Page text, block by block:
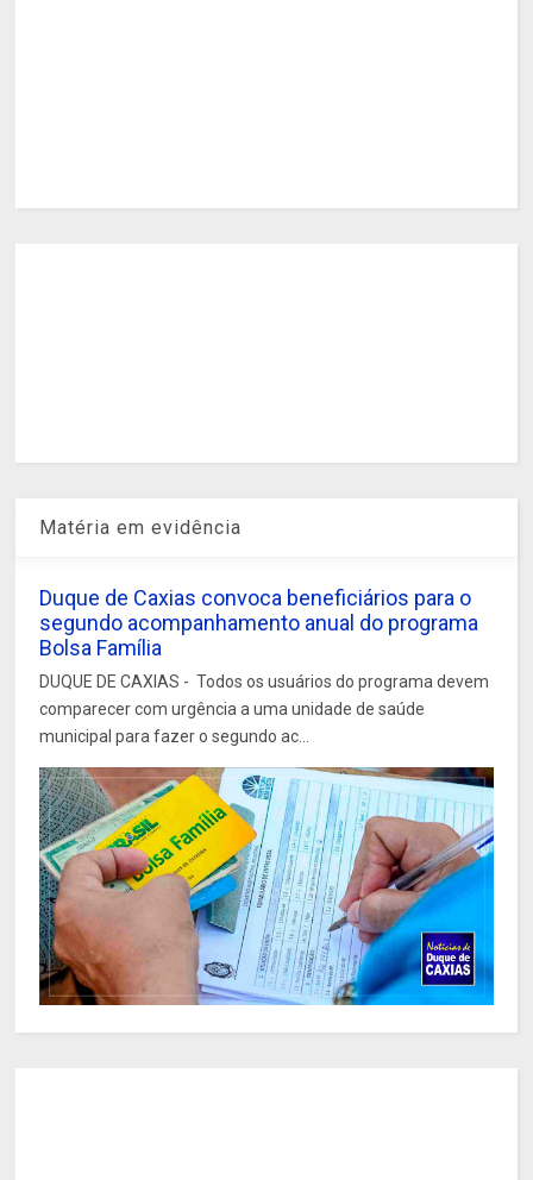
Matéria em evidência
Duque de Caxias convoca beneficiários para o
segundo acompanhamento anual do programa
Bolsa Família
DUQUE DE CAXIAS - Todos os usuários do programa devem
comparecer com urgência a uma unidade de saúde
municipal para fazer o segundo ac...